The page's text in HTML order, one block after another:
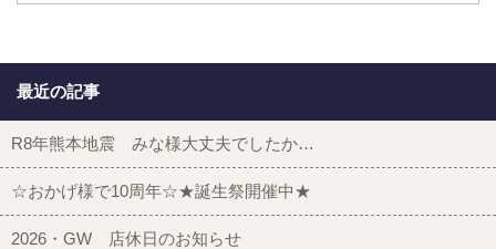
最近の記事
R8年熊本地震 みな様大丈夫でしたか…
☆おかげ様で10周年☆★誕生祭開催中★
2026・GW 店休日のお知らせ